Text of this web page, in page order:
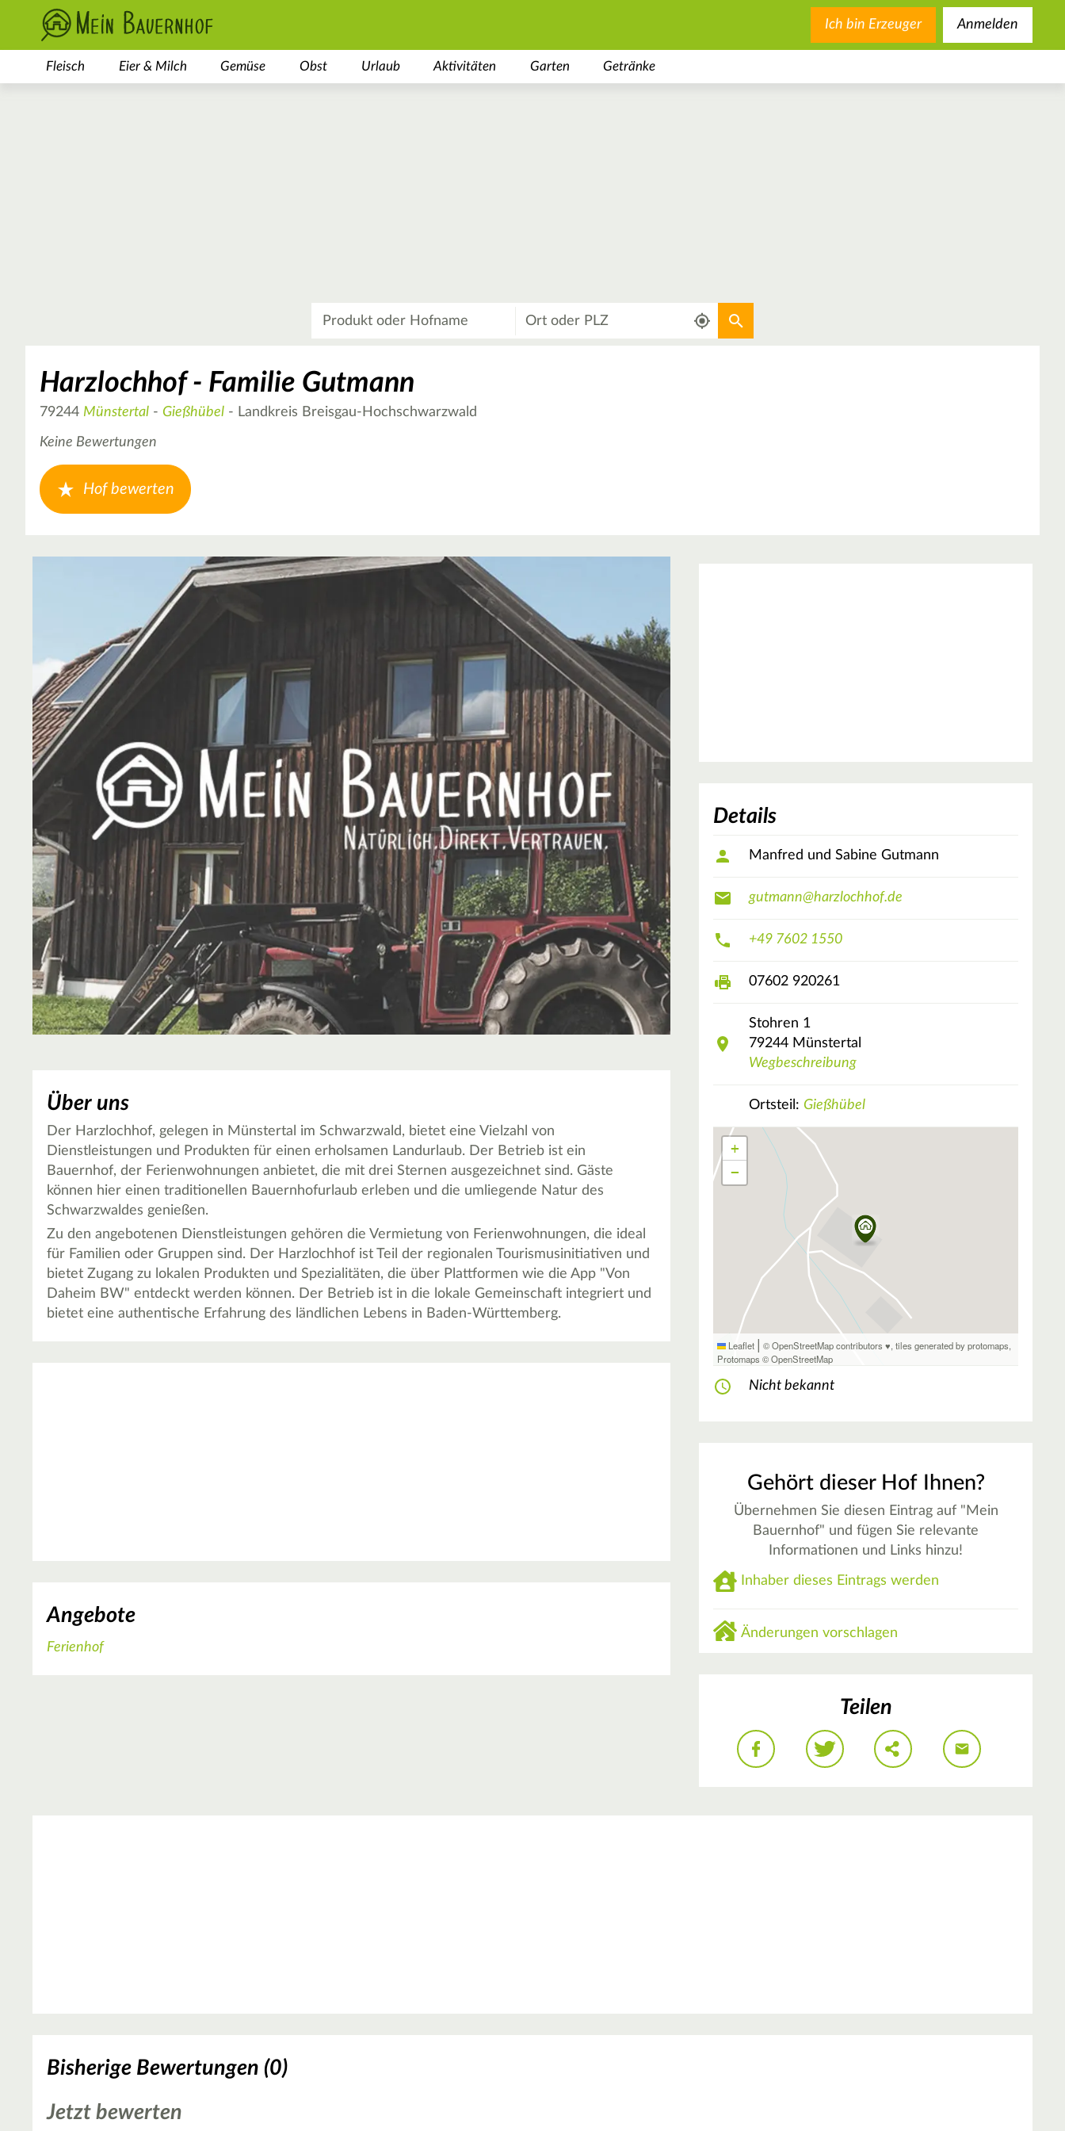
Ich bin Erzeuger Anmelden
Fleisch Eier & Milch Gemüse Obst Urlaub Aktivitäten Garten Getränke
Aktuellen Standort verwenden
Harzlochhof - Familie Gutmann
79244 Münstertal - Gießhübel - Landkreis Breisgau-Hochschwarzwald
Keine Bewertungen
Hof bewerten
Über uns
Der Harzlochhof, gelegen in Münstertal im Schwarzwald, bietet eine Vielzahl von
Dienstleistungen und Produkten für einen erholsamen Landurlaub. Der Betrieb ist ein
Bauernhof, der Ferienwohnungen anbietet, die mit drei Sternen ausgezeichnet sind. Gäste
können hier einen traditionellen Bauernhofurlaub erleben und die umliegende Natur des
Schwarzwaldes genießen.
Zu den angebotenen Dienstleistungen gehören die Vermietung von Ferienwohnungen, die ideal
für Familien oder Gruppen sind. Der Harzlochhof ist Teil der regionalen Tourismusinitiativen und
bietet Zugang zu lokalen Produkten und Spezialitäten, die über Plattformen wie die App "Von
Daheim BW" entdeckt werden können. Der Betrieb ist in die lokale Gemeinschaft integriert und
bietet eine authentische Erfahrung des ländlichen Lebens in Baden-Württemberg.
Angebote
Ferienhof
Details
Manfred und Sabine Gutmann
gutmann@harzlochhof.de
+49 7602 1550
07602 920261
Stohren 1
79244 Münstertal
Wegbeschreibung
Ortsteil: Gießhübel
+
−
Leaflet | © OpenStreetMap contributors ♥,tiles generated by protomaps,
Protomaps ©OpenStreetMap
Nicht bekannt
Gehört dieser Hof Ihnen?
Übernehmen Sie diesen Eintrag auf "Mein
Bauernhof" und fügen Sie relevante
Informationen und Links hinzu!
Inhaber dieses Eintrags werden
Änderungen vorschlagen
Teilen
Bisherige Bewertungen (0)
Jetzt bewerten